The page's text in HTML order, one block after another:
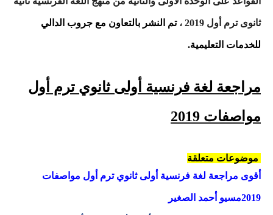
ثانوى ترم أول 2019 ، تم النشر بالتعاون مع جروب الدالي
للخدمات التعليمية.
مراجعة لغة فرنسية أولى ثانوي ترم أول
مواصفات 2019
موضوعات متعلقة
أقوى مراجعة لغة فرنسية أولى ثانوي ترم أول مواصفات
2019مسيو أحمد الصغير